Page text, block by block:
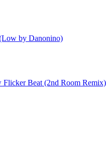
by Danonino)
Beat (2nd Room